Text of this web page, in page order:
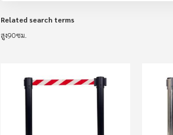
Related search terms
สูง90ซม.